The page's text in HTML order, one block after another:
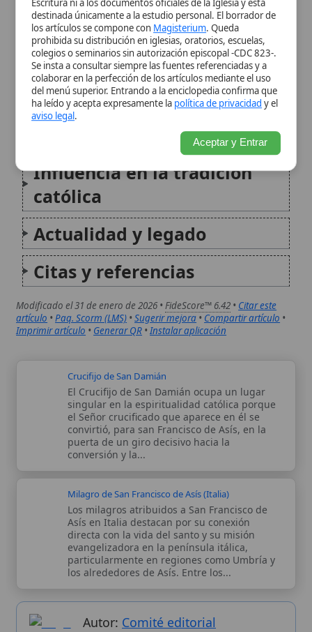
simbólico
Influencia en la tradición
católica
Actualidad y legado
Modificado el 31 de enero de 2026 •
artículo•Paq. Scorm (LMS)• Sugerir mejora•Compartir artículo
Imprimir artículo
Crucifijo de San Damián
El Crucifijo de San Damián ocupa un lugar
singular en la espiritualidad católica porque
el Señor crucificado que aparece en él se
convirtió, para san Francisco de Asís, en la
puerta de un giro decisivo hacia la
conversión y la...
Milagro de San Francisco de Asís (Italia)
directa con la vida del santo y su misión
evangelizadora en la península itálica,
particularmente en regiones como Umbría y
los alrededores de Asís. Entre los...
Autor:Comité editorial
del artículo están basadas y contrastadas
usando fuentes catolicas: escritos
patrísticos, de santos, artículos
teológicos, documentos históricos, actas
de concilios, encíclicas, fuentes
magisteriales y documentos oficiales de
Aceptar y Entrar